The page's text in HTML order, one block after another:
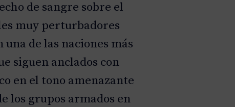
de sangre sobre el
muy perturbadores
de las naciones más
siguen anclados con
en el tono amenazante
los grupos armados en